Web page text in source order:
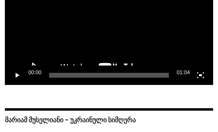
00:00 01:04
ᲛᲐᲠᲘᲐᲛ ᲛᲣᲡᲔᲚᲘᲐᲜᲘ – ᲣᲙᲠᲐᲘᲜᲣᲚᲘ ᲡᲘᲛᲦᲔᲠᲐ